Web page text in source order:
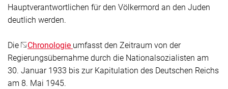
Hauptverantwortlichen für den Völkermord an den Juden
deutlich werden.
Die Chronologie umfasst den Zeitraum von der
Regierungsübernahme durch die Nationalsozialisten am
30. Januar 1933 bis zur Kapitulation des Deutschen Reichs
am 8. Mai 1945.